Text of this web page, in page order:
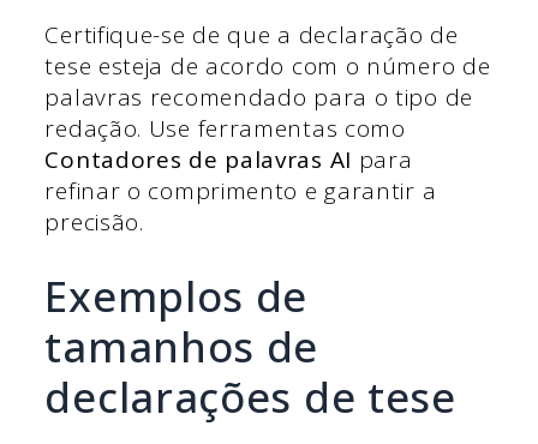
Certifique-se de que a declaração de
tese esteja de acordo com o número de
palavras recomendado para o tipo de
redação. Use ferramentas como
Contadores de palavras AI para
refinar o comprimento e garantir a
precisão.
Exemplos de
tamanhos de
declarações de tese